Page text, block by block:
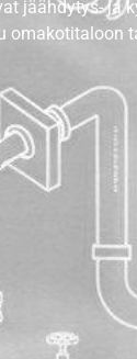
jäähdytys- ja
omakotitaloon